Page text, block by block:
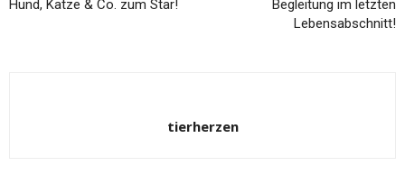
Hund, Katze & Co. zum Star!
Begleitung im letzten
Lebensabschnitt!
tierherzen